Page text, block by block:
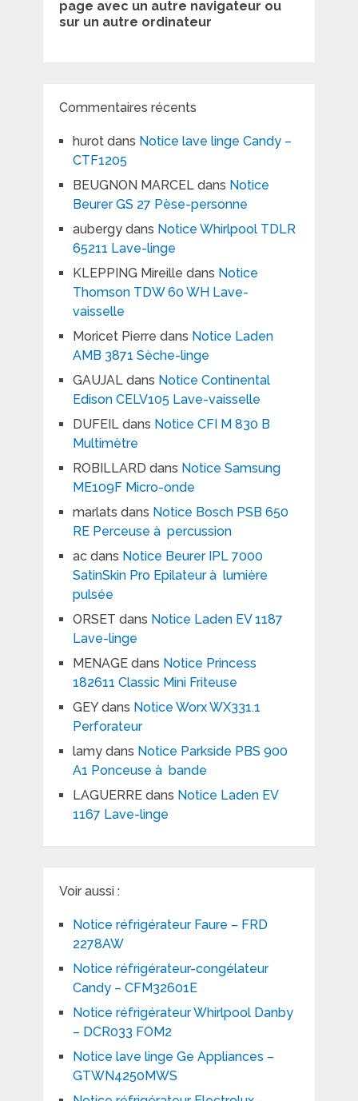
page avec un autre navigateur ou
sur un autre ordinateur
Commentaires récents
hurotdans Notice lave linge Candy –
CTF1205
BEUGNON MARCELdans Notice
Beurer GS 27 Pèse-personne
aubergydans Notice Whirlpool TDLR
65211 Lave-linge
KLEPPING Mireille dans Notice
Thomson TDW 60 WH Lave-
vaisselle
Moricet Pierre dans Notice Laden
AMB 3871 Sèche-linge
GAUJALdans Notice Continental
Edison CELV105 Lave-vaisselle
DUFEILdans Notice CFI M 830 B
Multimètre
ROBILLARD dans Notice Samsung
ME109F Micro-onde
marlats dans Notice Bosch PSB 650
RE Perceuse à percussion
acdans Notice Beurer IPL 7000
SatinSkin Pro Epilateur à lumière
pulsée
ORSET dans Notice Laden EV 1187
Lave-linge
MENAGEdans Notice Princess
182611 Classic Mini Friteuse
GEYdans Notice Worx WX331.1
Perforateur
lamydans Notice Parkside PBS 900
A1 Ponceuse à bande
LAGUERREdans Notice Laden EV
1167 Lave-linge
Voir aussi :
Notice réfrigérateur Faure – FRD
2278AW
Notice réfrigérateur-congélateur
Candy – CFM32601E
Notice réfrigérateur Whirlpool Danby
– DCR033 FOM2
Notice lave linge Ge Appliances –
GTWN4250MWS